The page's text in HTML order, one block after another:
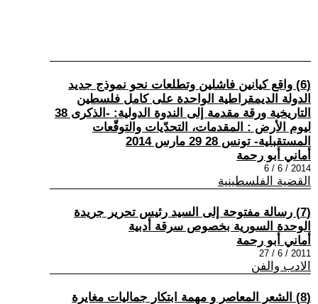
(6) واقع كيانين فاشلين وتطلعات نحو نموذج جديد
الدولة الديمقراطية الواحدة على كامل فلسطين
التاريخية ورقة مقدمة إلى الندوة الدولية: -الذكرى 38
ليوم الأرض : المقدمات، التحدّيات والتوقّعات
المستقبلية- تونس 28 29 مارس 2014
أماني أبو رحمة
2014 / 6 / 6
القضية الفلسطينية
(7) رسالة مفتوحة إلى السيد رئيس تحرير جريدة
الوحدة السورية بخصوص سرقة أدبية
أماني أبو رحمة
2011 / 6 / 27
الادب والفن
(8) الشعر المعاصر و مهمة ابتكار جماليات مغايرة